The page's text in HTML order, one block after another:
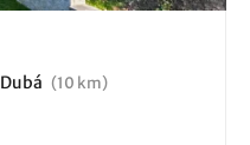
Dubá (10 km)